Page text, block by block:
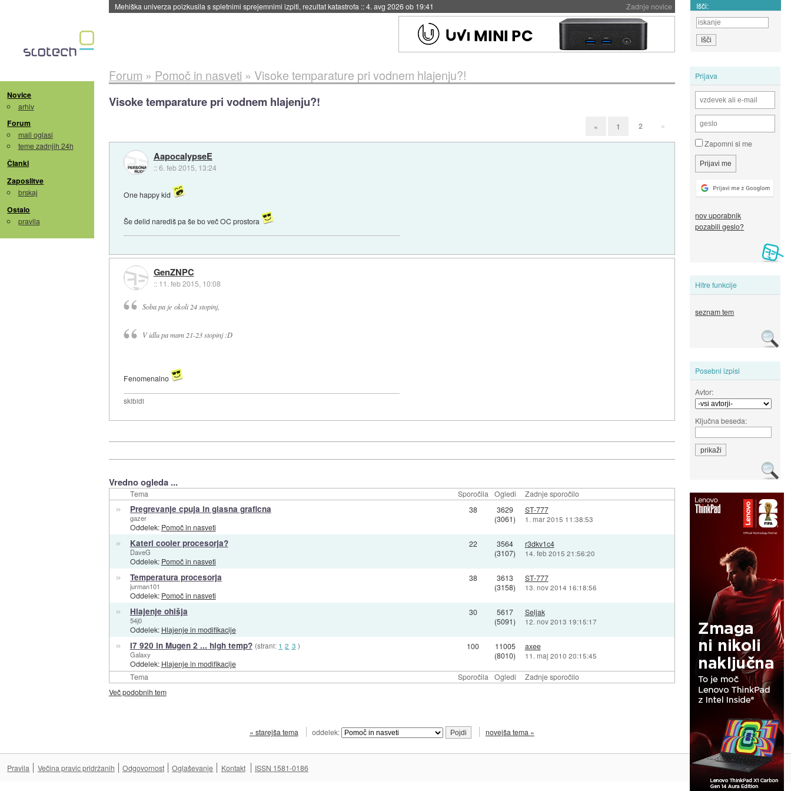
Zadnje novice
Mehiška univerza poizkusila s spletnimi sprejemnimi izpiti, rezultat katastrofa ::4. avg 2026 ob 19:41 Išči:
Novice
arhiv
Forum
mali oglasi
teme zadnjih 24h
Članki
Zaposlitve
brskaj
Ostalo
pravila
Prijava
Zapomni si me
nov uporabnik
pozabili geslo?
Hitre funkcije
seznam tem
Posebni izpisi
Avtor:
Ključna beseda:
Forum » Pomoč in nasveti » Visoke temparature pri vodnem hlajenju?!
Visoke temparature pri vodnem hlajenju?!
« 1 2 »
AapocalypseE
::6. feb 2015, 13:24
One happy kid
Še delid narediš pa še bo več OC prostora
GenZNPC
:: 11. feb 2015, 10:08
Soba pa je okoli 24 stopinj,
V idlu pa mam 21-23 stopinj :D
Fenomenalno
skibidi
Vredno ogleda ...
Tema Sporočila Ogledi Zadnje sporočilo
Tema Sporočila Ogledi Zadnje sporočilo
» Pregrevanje cpuja in glasna graficna
gazer
Oddelek: Pomoč in nasveti
38
3629
(3061)
ST-777
1. mar 2015 11:38:53
» Kateri cooler procesorja?
DaveG
Oddelek: Pomoč in nasveti
22
3564
(3107)
r3dkv1c4
14. feb 2015 21:56:20
» Temperatura procesorja
jurman101
Oddelek: Pomoč in nasveti
38
3613
(3158)
ST-777
13. nov 2014 16:18:56
» Hlajenje ohišja
54j0
Oddelek: Hlajenje in modifikacije
30
5617
(5091)
Seljak
12. nov 2013 19:15:17
» I7 920 in Mugen 2 ... high temp? (strani: 1 2 3 )
Galaxy
Oddelek: Hlajenje in modifikacije
100
11005
(8010)
axee
11. maj 2010 20:15:45
Več podobnih tem
« starejša tema oddelek: novejša tema »
Na vrh ^
Pravila Večina pravic pridržanih Odgovornost Oglaševanje Kontakt ISSN 1581-0186